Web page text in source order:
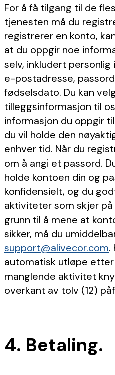
For å få tilgang til de
tjenesten må du
registrerer en konto,
at du oppgir noe
selv, inkludert
e-postadresse,
fødselsdato. Du kan
tilleggsinformasjon til
informasjon du oppgir
du vil holde den
enhver tid. Når du
om å angi et passord.
holde kontoen din og
konfidensielt, og du
aktiviteter som skjer på
grunn til å mene at
sikker, må du
support@alivecor.com.
automatisk utløpe
manglende aktivitet
overkant av tolv (12)
4. Betaling.